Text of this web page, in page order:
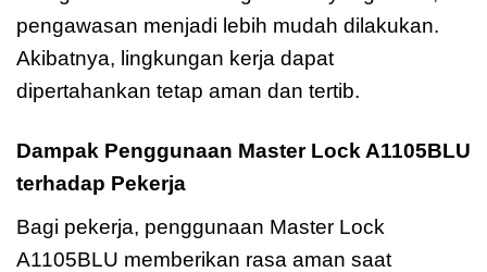
pengawasan menjadi lebih mudah dilakukan.
Akibatnya, lingkungan kerja dapat
dipertahankan tetap aman dan tertib.
Dampak Penggunaan Master Lock A1105BLU
terhadap Pekerja
Bagi pekerja, penggunaan Master Lock
A1105BLU memberikan rasa aman saat